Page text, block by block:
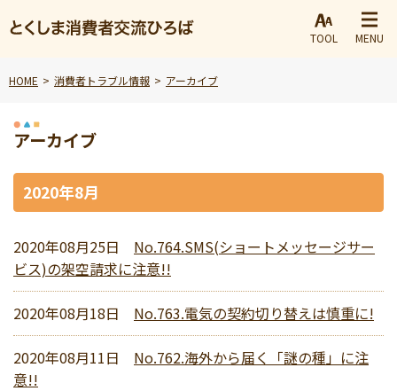
TOOL MENU
HOME 消費者トラブル情報 アーカイブ
アーカイブ
2020年8月
2020年08月25日
No.764.SMS(ショートメッセージサー
ビス)の架空請求に注意!!
2020年08月18日 No.763.電気の契約切り替えは慎重に!
2020年08月11日
No.762.海外から届く「謎の種」に注
意!!